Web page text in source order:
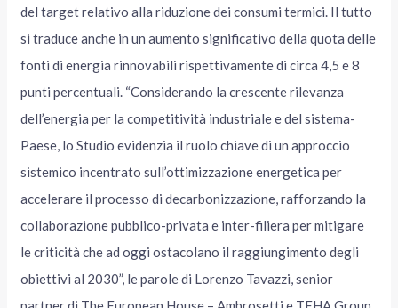
del target relativo alla riduzione dei consumi termici. Il tutto
si traduce anche in un aumento significativo della quota delle
fonti di energia rinnovabili rispettivamente di circa 4,5 e 8
punti percentuali. “Considerando la crescente rilevanza
dell’energia per la competitività industriale e del sistema-
Paese, lo Studio evidenzia il ruolo chiave di un approccio
sistemico incentrato sull’ottimizzazione energetica per
accelerare il processo di decarbonizzazione, rafforzando la
collaborazione pubblico-privata e inter-filiera per mitigare
le criticità che ad oggi ostacolano il raggiungimento degli
obiettivi al 2030”, le parole di Lorenzo Tavazzi, senior